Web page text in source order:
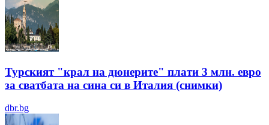
Турският "крал на дюнерите" плати 3 млн. евро
за сватбата на сина си в Италия (снимки)
dbr.bg